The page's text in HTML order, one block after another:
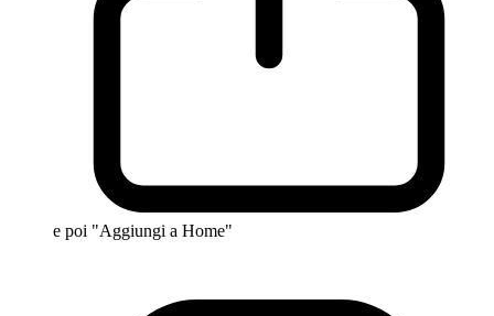
e poi "Aggiungi a Home"